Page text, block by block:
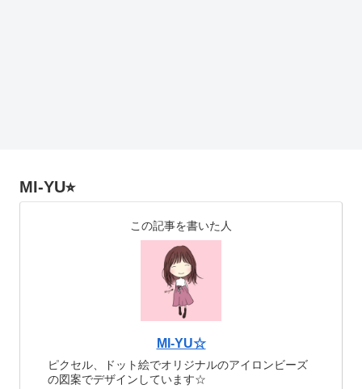
MI-YU⭐︎
この記事を書いた人
MI-YU☆
ピクセル、ドット絵でオリジナルのアイロンビーズ
の図案でデザインしています☆